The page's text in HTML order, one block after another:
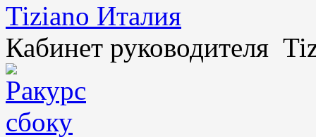
Кабинет руководителя